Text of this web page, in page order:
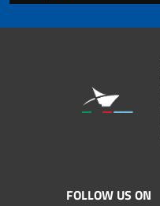
FOLLOW US ON